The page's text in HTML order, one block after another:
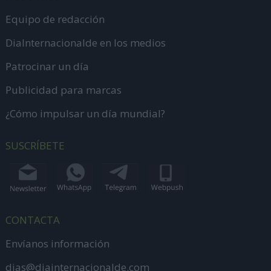
Equipo de redacción
DiaInternacionalde en los medios
Patrocinar un día
Publicidad para marcas
¿Cómo impulsar un día mundial?
SUSCRÍBETE
CONTACTA
Envíanos información
dias@diainternacionalde.com